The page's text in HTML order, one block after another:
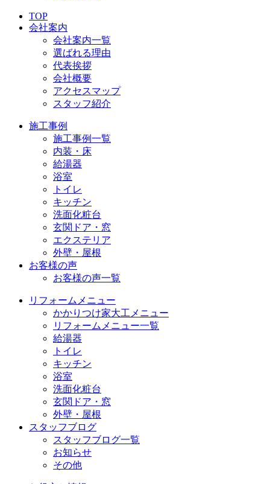
TOP
会社案内
会社案内一覧
選ばれる理由
代表挨拶
会社概要
アクセスマップ
スタッフ紹介
施工事例
施工事例一覧
内装・床
給湯器
浴室
トイレ
キッチン
洗面化粧台
玄関ドア・窓
エクステリア
外壁・屋根
お客様の声
お客様の声一覧
リフォームメニュー
かかりつけ家大工メニュー
リフォームメニュー一覧
給湯器
トイレ
キッチン
浴室
洗面化粧台
玄関ドア・窓
外壁・屋根
スタッフブログ
スタッフブログ一覧
お知らせ
その他